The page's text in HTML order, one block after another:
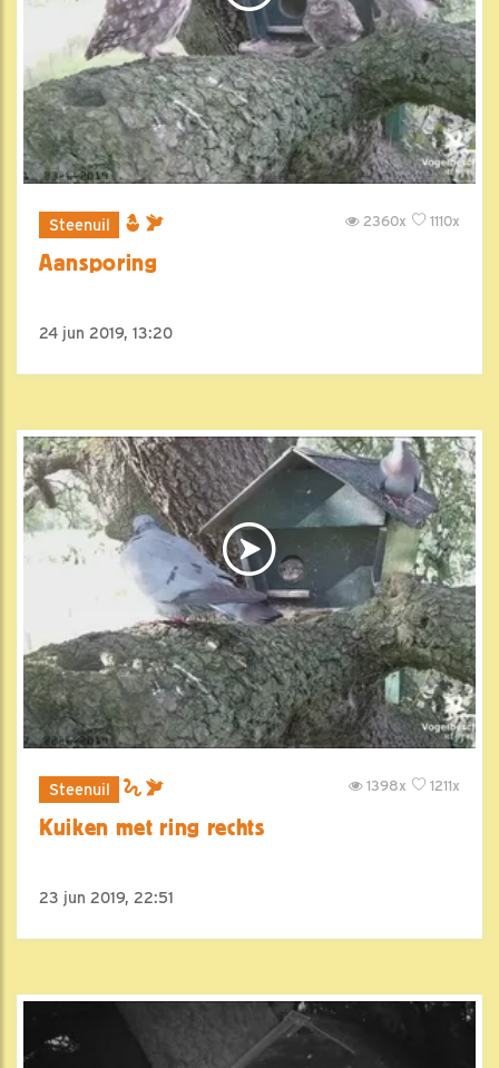
Steenuil 1110x
2360x
Aansporing
24 jun 2019, 13:20
Steenuil 1211x
1398x
Kuiken met ring rechts
23 jun 2019, 22:51